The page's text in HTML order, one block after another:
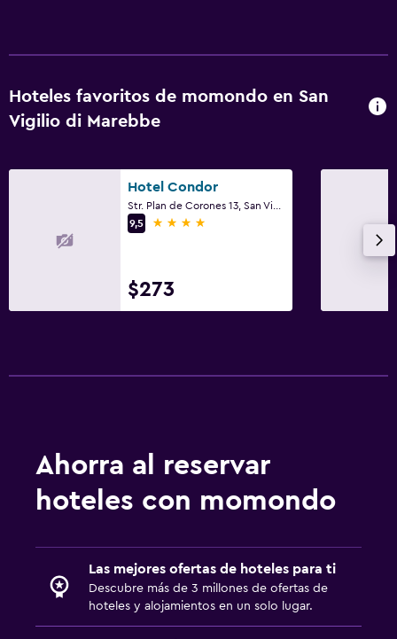
Ascensor
Estacionamiento accesible
Ideal para familias
Cuna/cama nido disponibles
Comidas para niños
Club infantil
Parque infantil
Comedor
Menús para dietas especiales (bajo petición)
Restaurante
Bar/lounge
Hoteles favoritos de momondo en San
Vigilio di Marebbe
Hotel Condor
9,5
4 estrellas
$273
Ahorra al reservar
hoteles con momondo
Las mejores ofertas de hoteles para ti
Descubre más de 3 millones de ofertas de
hoteles y alojamientos en un solo lugar.